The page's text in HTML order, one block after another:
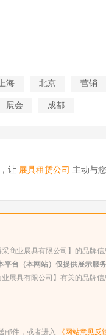
上海 北京 营销
展会 成都
让 展具租赁公司 主动与
商业展具有限公司】的品牌
平台（本网站）仅提供展示服
展具有限公司】有关的品牌
邮件，或者进入 《网站意见反